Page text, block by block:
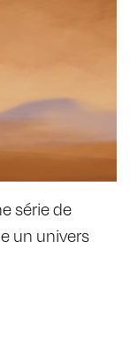
série de
un univers